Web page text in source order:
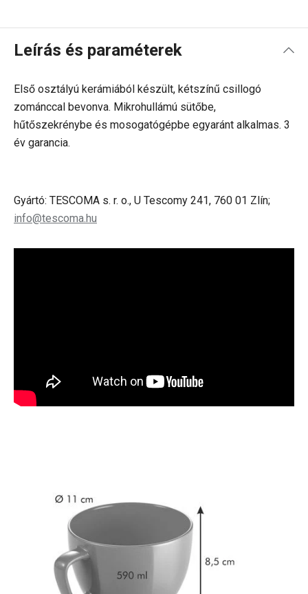
Leírás és paraméterek
Első osztályú kerámiából készült, kétszínű csillogó
zománccal bevonva. Mikrohullámú sütőbe,
hűtőszekrénybe és mosogatógépbe egyaránt alkalmas. 3
év garancia.
Gyártó: TESCOMA s. r. o., U Tescomy 241, 760 01 Zlín;
info@tescoma.hu